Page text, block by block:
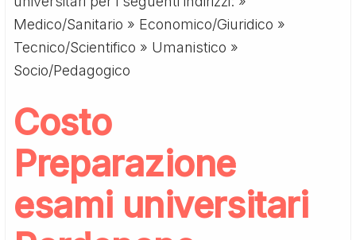
Medico/Sanitario » Economico/Giuridico »
Tecnico/Scientifico » Umanistico »
Socio/Pedagogico
Costo
Preparazione
esami universitari